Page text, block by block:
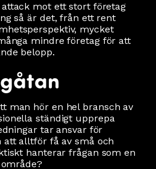
mot ett stort företag
så är det, från ett rent
mycket
mindre företag för att
belopp.
man hör en hel bransch av
ständigt upprepa
tar ansvar för
att alltför få av små och
hanterar frågan som en